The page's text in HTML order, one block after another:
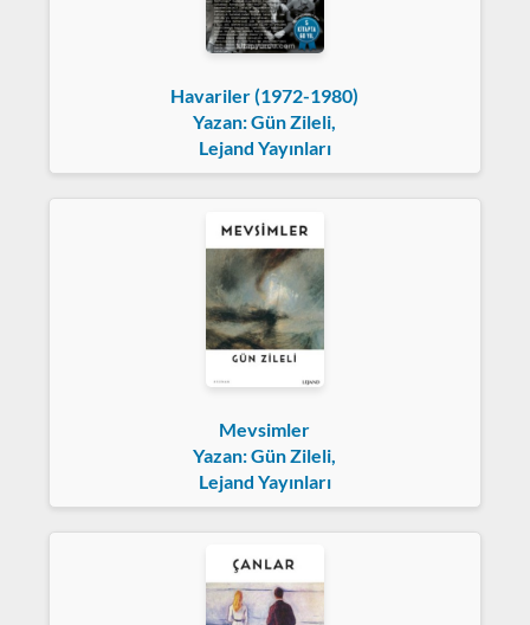
Havariler (1972-1980)
Yazan: Gün Zileli,
Lejand Yayınları
Mevsimler
Yazan: Gün Zileli,
Lejand Yayınları